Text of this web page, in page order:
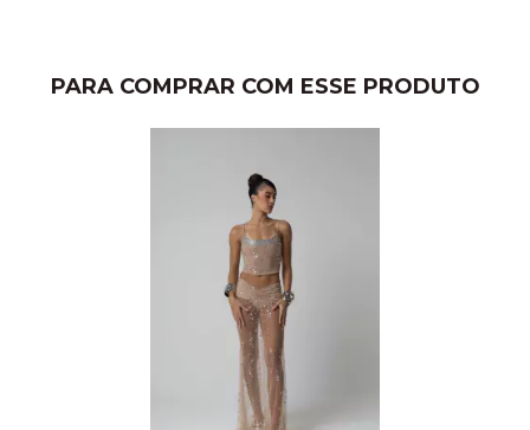
PARA COMPRAR COM ESSE PRODUTO